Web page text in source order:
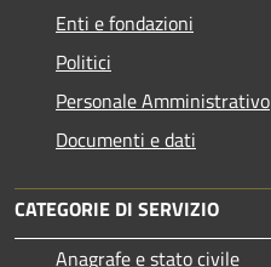
Enti e fondazioni
Politici
Personale Amministrativo
Documenti e dati
CATEGORIE DI SERVIZIO
Anagrafe e stato civile